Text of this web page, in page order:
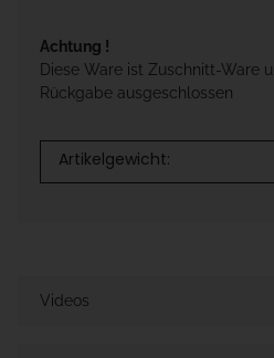
Achtung !
Diese Ware ist Zuschnitt-Ware
Rückgabe ausgeschlossen
Artikelgewicht:
Videos